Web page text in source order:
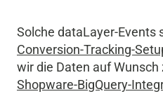
Solche dataLayer-Events
Conversion-Tracking-
wir die Daten auf
Shopware-BigQuery-